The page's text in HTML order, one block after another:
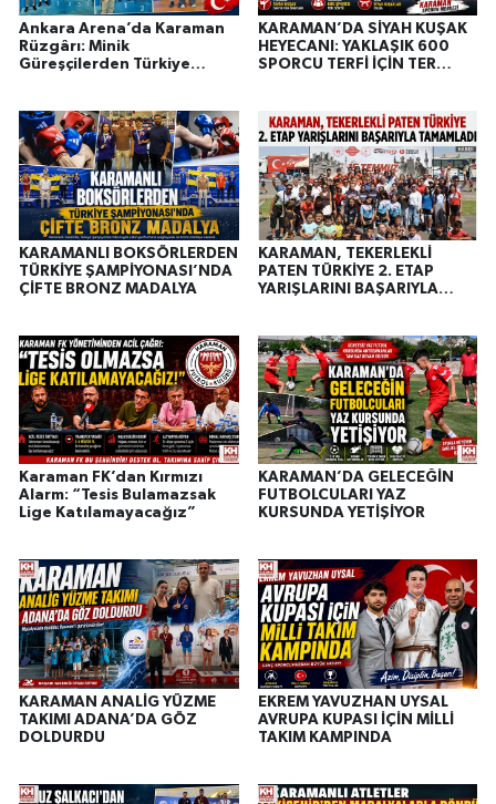
Ankara Arena’da Karaman
Rüzgârı: Minik
Güreşçilerden Türkiye
KARAMAN’DA SİYAH KUŞAK
HEYECANI: YAKLAŞIK 600
SPORCU TERFİ İÇİN TER
KARAMANLI BOKSÖRLERDEN
TÜRKİYE ŞAMPİYONASI’NDA
ÇİFTE BRONZ MADALYA
KARAMAN, TEKERLEKLİ
PATEN TÜRKİYE 2. ETAP
YARIŞLARINI BAŞARIYLA
Karaman FK’dan Kırmızı
Alarm: “Tesis Bulamazsak
Lige Katılamayacağız”
KARAMAN’DA GELECEĞİN
FUTBOLCULARI YAZ
KURSUNDA YETİŞİYOR
KARAMAN ANALİG YÜZME
TAKIMI ADANA’DA GÖZ
DOLDURDU
EKREM YAVUZHAN UYSAL
AVRUPA KUPASI İÇİN MİLLİ
TAKIM KAMPINDA